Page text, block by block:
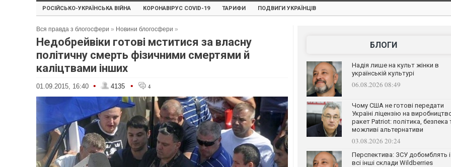
РОСІЙСЬКО-УКРАЇНСЬКА ВІЙНА КОРОНАВІРУС COVID-19 ТАРИФИ ПОДВИГИ УКРАЇНЦІВ
Вся правда з блогосфери » Новини блогосфери »
Недобрейвіки готові мститися за власну
політичну смерть фізичними смертями й
каліцтвами інших
01.09.2015, 16:40 • 4135 • 4
БЛОГИ
Надія лише на культ жінки в
українській культурі
06.08.2026 08:49
Чому США не готові передати
Україні ліцензію на
ракет Patriot: політика, безпека
можливі альтернативи
03.08.2026 20:24
Перспектива: ЗСУ добомблять і
всі інші склади Wildberries